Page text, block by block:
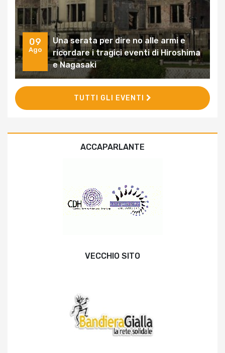
09
Ago
Una serata per dire no alle armi e
ricordare i tragici eventi di Hiroshima
e Nagasaki
TUTTI GLI EVENTI
ACCAPARLANTE
VECCHIO SITO